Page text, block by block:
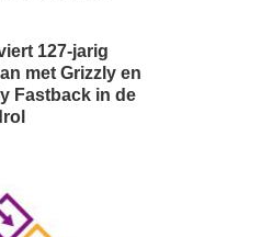
127-jarig
met Grizzly en
Fastback in de